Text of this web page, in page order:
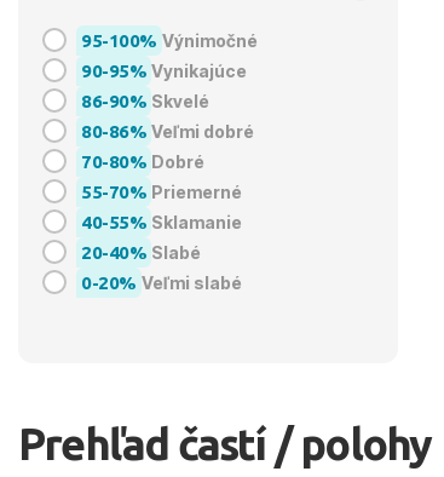
95-100% Výnimočné
90-95% Vynikajúce
86-90% Skvelé
80-86% Veľmi dobré
70-80% Dobré
55-70% Priemerné
40-55% Sklamanie
20-40% Slabé
0-20% Veľmi slabé
Prehľad častí / polohy